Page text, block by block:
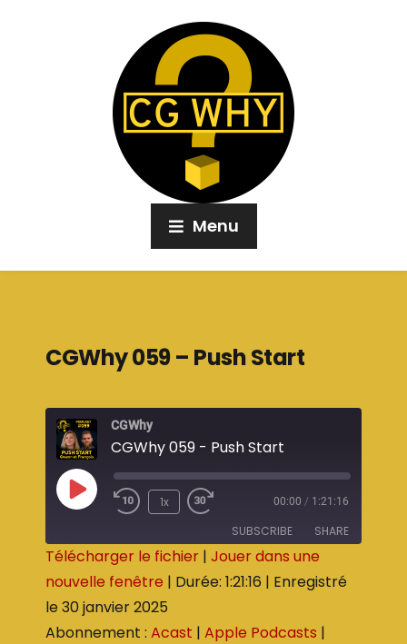
Menu
CGWhy 059 – Push Start
CGWhy
CGWhy 059 - Push Start
1x 00:00 / 1:21:16
SUBSCRIBE SHARE
Acast Apple Podcasts
Deezer
Podcast Addict RSS
SHARE
LINK
Télécharger le fichier | Jouer dans une
nouvelle fenêtre | Durée: 1:21:16 | Enregistré
le 30 janvier 2025
Abonnement : Acast | Apple Podcasts |